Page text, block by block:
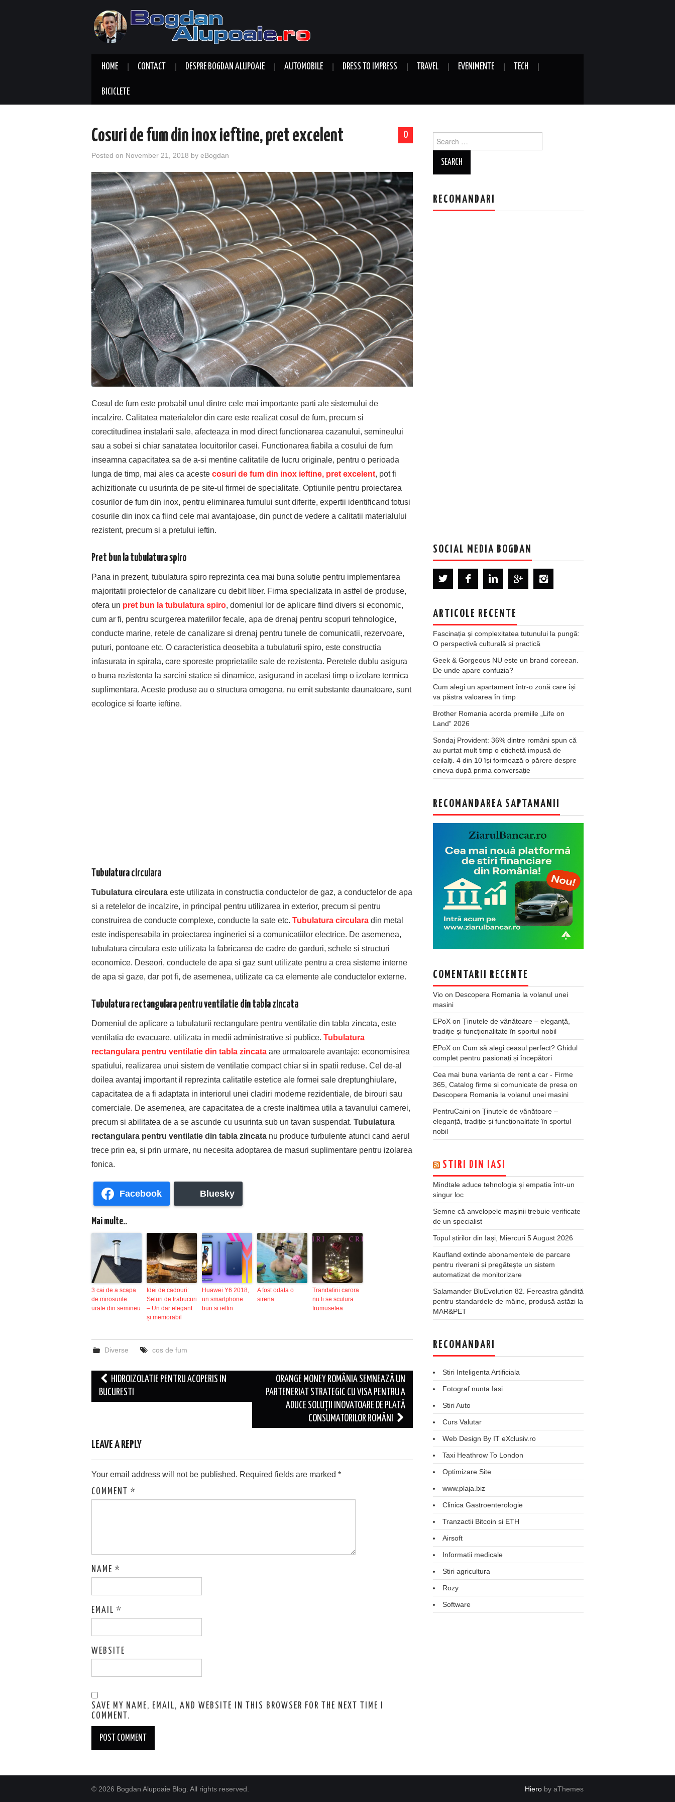
HOME CONTACT DESPRE BOGDAN ALUPOAIE AUTOMOBILE DRESS TO IMPRESS TRAVEL EVENIMENTE TECH
BICICLETE
0
Cosuri de fum din inox ieftine, pret excelent
Posted on November 21, 2018 by eBogdan
Cosul de fum este probabil unul dintre cele mai importante parti ale sistemului de
incalzire. Calitatea materialelor din care este realizat cosul de fum, precum si
corectitudinea instalarii sale, afecteaza in mod direct functionarea cazanului, semineului
sau a sobei si chiar sanatatea locuitorilor casei. Functionarea fiabila a cosului de fum
inseamna capacitatea sa de a-si mentine calitatile de lucru originale, pentru o perioada
lunga de timp, mai ales ca aceste cosuri de fum din inox ieftine, pret excelent, pot fi
achizitionate cu usurinta de pe site-ul firmei de specialitate. Optiunile pentru proiectarea
cosurilor de fum din inox, pentru eliminarea fumului sunt diferite, expertii identificand totusi
cosurile din inox ca fiind cele mai avantajoase, din punct de vedere a calitatii materialului
rezistent, precum si a pretului ieftin.
Pret bun la tubulatura spiro
Pana in prezent, tubulatura spiro reprezinta cea mai buna solutie pentru implementarea
majoritatii proiectelor de canalizare cu debit liber. Firma specializata in astfel de produse,
ofera un pret bun la tubulatura spiro, domeniul lor de aplicare fiind divers si economic,
cum ar fi, pentru scurgerea materiilor fecale, apa de drenaj pentru scopuri tehnologice,
conducte marine, retele de canalizare si drenaj pentru tunele de comunicatii, rezervoare,
puturi, pontoane etc. O caracteristica deosebita a tubulaturii spiro, este constructia
infasurata in spirala, care sporeste proprietatile sale de rezistenta. Peretele dublu asigura
o buna rezistenta la sarcini statice si dinamice, asigurand in acelasi timp o izolare termica
suplimentara. Aceste produse au o structura omogena, nu emit substante daunatoare, sunt
ecologice si foarte ieftine.
Tubulatura circulara
Tubulatura circulara este utilizata in constructia conductelor de gaz, a conductelor de apa
si a retelelor de incalzire, in principal pentru utilizarea in exterior, precum si pentru
construirea de conducte complexe, conducte la sate etc. Tubulatura circulara din metal
este indispensabila in proiectarea ingineriei si a comunicatiilor electrice. De asemenea,
tubulatura circulara este utilizata la fabricarea de cadre de garduri, schele si structuri
economice. Deseori, conductele de apa si gaz sunt utilizate pentru a crea sisteme interne
de apa si gaze, dar pot fi, de asemenea, utilizate ca ca elemente ale conductelor externe.
Tubulatura rectangulara pentru ventilatie din tabla zincata
Domeniul de aplicare a tubulaturii rectangulare pentru ventilatie din tabla zincata, este
ventilatia de evacuare, utilizata in medii administrative si publice. Tubulatura
rectangulara pentru ventilatie din tabla zincata are urmatoarele avantaje: economisirea
spatiului, realizarea unui sistem de ventilatie compact chiar si in spatii reduse. Cel de-al
doilea avantaj important il reprezinta calitatile estetice ale formei sale dreptunghiulare,
capacitatea de a fi adaptata in interiorul unei cladiri moderne rezidentiale, de birouri sau
comerciale. De asemenea, are capacitatea de a creste inaltimea utila a tavanului camerei,
precum si abilitatea de a se ascunde cu usurinta sub un tavan suspendat. Tubulatura
rectangulara pentru ventilatie din tabla zincata nu produce turbulente atunci cand aerul
trece prin ea, si prin urmare, nu necesita adoptarea de masuri suplimentare pentru izolarea
fonica.
Facebook Bluesky
Mai multe..
3 cai de a scapa
de mirosurile
urate din semineu
Idei de cadouri:
Seturi de trabucuri
– Un dar elegant
și memorabil
Huawei Y6 2018,
un smartphone
bun si ieftin
A fost odata o
sirena
Trandafirii carora
nu li se scutura
frumusetea
Diverse cos de fum
Post
navigation
HIDROIZOLATIE PENTRU ACOPERIS IN
BUCURESTI
ORANGE MONEY ROMÂNIA SEMNEAZĂ UN
PARTENERIAT STRATEGIC CU VISA PENTRU A
ADUCE SOLUȚII INOVATOARE DE PLATĂ
CONSUMATORILOR ROMÂNI
LEAVE A REPLY
Your email address will not be published. Required fields are marked *
COMMENT *
NAME *
EMAIL *
WEBSITE
SAVE MY NAME, EMAIL, AND WEBSITE IN THIS BROWSER FOR THE NEXT TIME I
COMMENT.
for:
RECOMANDARI
SOCIAL MEDIA BOGDAN
ARTICOLE RECENTE
Fascinația și complexitatea tutunului la pungă:
O perspectivă culturală și practică
Geek & Gorgeous NU este un brand coreean.
De unde apare confuzia?
Cum alegi un apartament într-o zonă care își
va păstra valoarea în timp
Brother Romania acorda premiile „Life on
Land” 2026
Sondaj Provident: 36% dintre români spun că
au purtat mult timp o etichetă impusă de
ceilalți. 4 din 10 își formează o părere despre
cineva după prima conversație
RECOMANDAREA SAPTAMANII
COMENTARII RECENTE
Vio on Descopera Romania la volanul unei
masini
EPoX on Ținutele de vânătoare – eleganță,
tradiție și funcționalitate în sportul nobil
EPoX on Cum să alegi ceasul perfect? Ghidul
complet pentru pasionați și începători
Cea mai buna varianta de rent a car - Firme
365, Catalog firme si comunicate de presa on
Descopera Romania la volanul unei masini
PentruCaini on Ținutele de vânătoare –
eleganță, tradiție și funcționalitate în sportul
nobil
STIRI DIN IASI
Mindtale aduce tehnologia și empatia într-un
singur loc
Semne că anvelopele mașinii trebuie verificate
de un specialist
Topul știrilor din Iași, Miercuri 5 August 2026
Kaufland extinde abonamentele de parcare
pentru riverani și pregătește un sistem
automatizat de monitorizare
Salamander BluEvolution 82. Fereastra gândită
pentru standardele de mâine, produsă astăzi la
MAR&PET
RECOMANDARI
Stiri Inteligenta Artificiala
Fotograf nunta Iasi
Stiri Auto
Curs Valutar
Web Design By IT eXclusiv.ro
Taxi Heathrow To London
Optimizare Site
www.plaja.biz
Clinica Gastroenterologie
Tranzactii Bitcoin si ETH
Airsoft
Informatii medicale
Stiri agricultura
Rozy
Software
© 2026 Bogdan Alupoaie Blog. All rights reserved. Hiero by aThemes